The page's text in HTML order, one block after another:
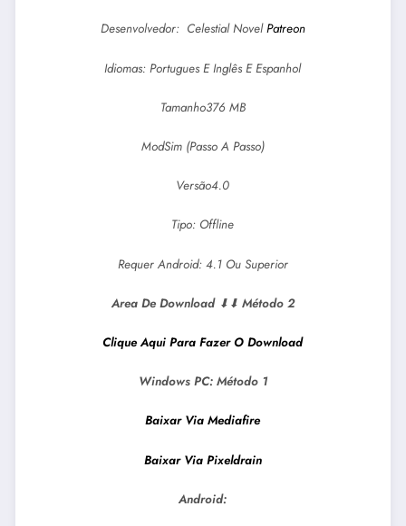
Desenvolvedor: Celestial NovelPatreon
Idiomas: Portugues E Inglês E Espanhol
Tamanho376 MB
ModSim (Passo A Passo)
Versão4.0
Tipo: Offline
Requer Android: 4.1 Ou Superior
Area De Download⬇⬇ Método 2
Clique Aqui Para Fazer O Download
Windows PC: Método 1
Baixar Via Mediafire
Baixar Via Pixeldrain
Android: